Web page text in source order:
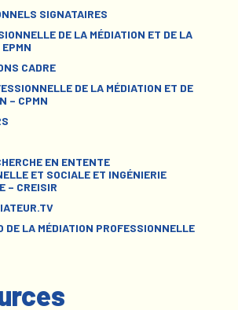
SIGNATAIRES
DE LA MÉDIATION ET DE LA
CADRE
DE LA MÉDIATION ET DE
– CPMN
EN ENTENTE
ET SOCIALE ET INGÉNIERIE
– CREISIR
DE LA MÉDIATION PROFESSIONNELLE